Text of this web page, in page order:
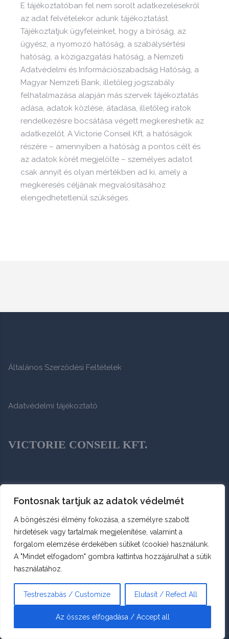
Fontosnak tartjuk az adatok védelmét
A böngészési élmény fokozása, a személyre szabott
hirdetések vagy tartalmak megjelenítése, valamint a
forgalom elemzése érdekében sütiket (cookie) használunk.
A "Mindet elfogadom" gombra kattintva hozzájárulhat a sütik
használatához.
Testreszabás / Customize Elutasít / Refect All
Az összes elfogadása / Accept all
E tájékoztatóban fel nem sorolt adatkezelésekről
az adat felvételekor adunk tájékoztatást.
Tájékoztatjuk ügyfeleinket, hogy a bíróság, az
ügyész, a nyomozó hatóság, a szabálysértési
hatóság, a közigazgatási hatóság, a Nemzeti
Adatvédelmi és Információszabadság Hatóság, a
Magyar Nemzeti Bank, illetőleg jogszabály
felhatalmazása alapján más szervek tájékoztatás
adása, adatok közlése, átadása, illetőleg iratok
rendelkezésre bocsátása végett megkereshetik az
adatkezelőt. A Victorie Conseil Kft. a hatóságok
részére – amennyiben a hatóság a pontos célt és
az adatok körét megjelölte – személyes adatot
csak annyit és olyan mértékben ad ki, amely a
megkeresés céljának megvalósításához
elengedhetetlenül szükséges.
Általános Szerződési Feltételek
Adatvédelmi tájékoztató
VICTORIE CONSEIL KFT.
14749588-2-43
1225 BUDAPEST, NAGYTÉTÉNYI ÚT
246. 1/6.
BANAI VIKTOR EV